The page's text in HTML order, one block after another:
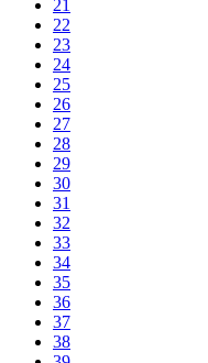
21
22
23
24
25
26
27
28
29
30
31
32
33
34
35
36
37
38